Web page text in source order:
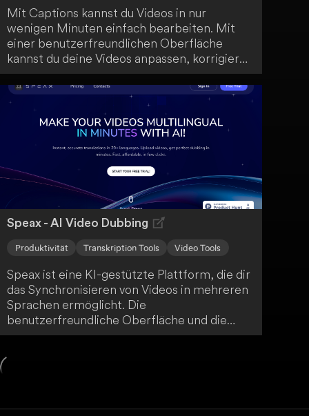
Mit Captions kannst du Videos in nur
wenigen Minuten einfach bearbeiten. Mit
einer benutzerfreundlichen Oberfläche
kannst du deine Videos anpassen, korrigieren
und übersetzen. So maximierst du die
Reichweite deiner Inhalte mit minimalem
Aufwand.
Speax - AI Video Dubbing
Produktivität Transkription Tools Video Tools
Speax ist eine KI-gestützte Plattform, die dir
das Synchronisieren von Videos in mehreren
Sprachen ermöglicht. Die
benutzerfreundliche Oberfläche und die
schnelle Batch-Verarbeitung erleichtern es